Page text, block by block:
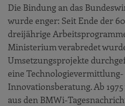
Die Bindung an das
wurde enger: Seit Ende der
dreijährige
Ministerium verabredet
Umsetzungsprojekte
eine
Innovationsberatung. Ab
aus den BMWi-